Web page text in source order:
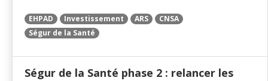
EHPAD Investissement ARS
CNSA
Ségur de la Santé
Ségur de la Santé phase 2 : relancer les